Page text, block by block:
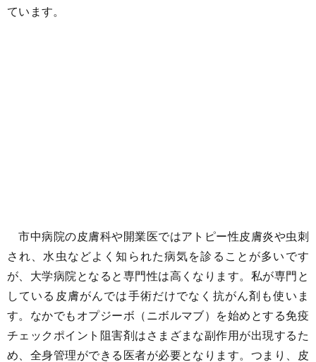
ています。
市中病院の皮膚科や開業医ではアトピー性皮膚炎や虫刺
され、水虫などよく知られた病気を診ることが多いです
が、大学病院となると専門性は高くなります。私が専門と
している皮膚がんでは手術だけでなく抗がん剤も使いま
す。なかでもオプジーボ（ニボルマブ）を始めとする免疫
チェックポイント阻害剤はさまざまな副作用が出現するた
め、全身管理ができる医者が必要となります。つまり、皮